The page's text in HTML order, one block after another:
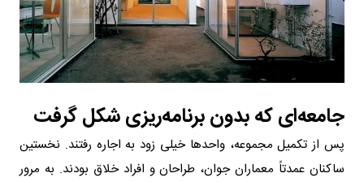
جامعه‌ای که بدون برنامه‌ریزی شکل گرفت
پس از تکمیل مجموعه، واحدها خیلی زود به اجاره رفتند. نخستین
ساکنان عمدتاً معماران جوان، طراحان و افراد خلاق بودند. به مرور